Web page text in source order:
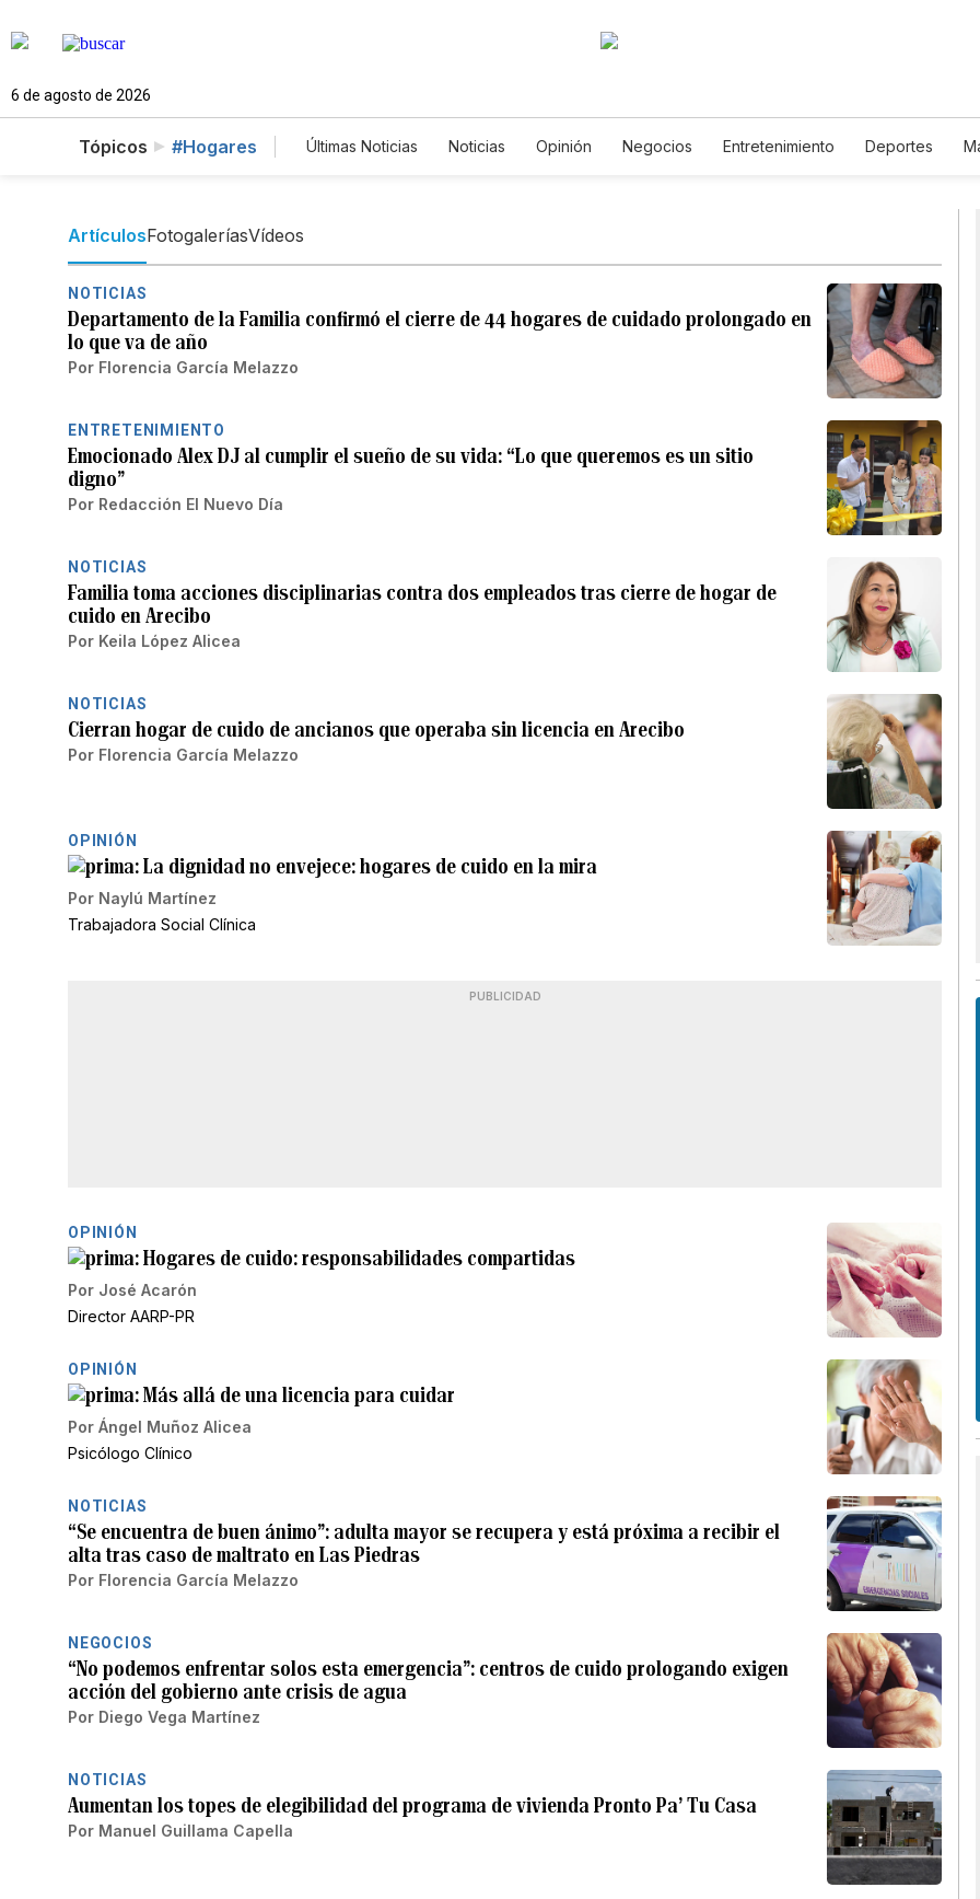
6 de agosto de 2026
Tópicos #Hogares Últimas Noticias Noticias Opinión Negocios Entretenimiento Deportes
ArtículosFotogaleríasVídeos
NOTICIAS
Departamento de la Familia confirmó el cierre de 44 hogares de cuidado prolongado en
lo que va de año
Por Florencia García Melazzo
ENTRETENIMIENTO
Emocionado Alex DJ al cumplir el sueño de su vida: “Lo que queremos es un sitio
digno”
Por Redacción El Nuevo Día
NOTICIAS
Familia toma acciones disciplinarias contra dos empleados tras cierre de hogar de
cuido en Arecibo
Por Keila López Alicea
NOTICIAS
Cierran hogar de cuido de ancianos que operaba sin licencia en Arecibo
Por Florencia García Melazzo
OPINIÓN
La dignidad no envejece: hogares de cuido en la mira
Por Naylú Martínez
Trabajadora Social Clínica
PUBLICIDAD
OPINIÓN
Hogares de cuido: responsabilidades compartidas
Por José Acarón
Director AARP-PR
OPINIÓN
Más allá de una licencia para cuidar
Por Ángel Muñoz Alicea
Psicólogo Clínico
NOTICIAS
“Se encuentra de buen ánimo”: adulta mayor se recupera y está próxima a recibir el
alta tras caso de maltrato en Las Piedras
Por Florencia García Melazzo
NEGOCIOS
“No podemos enfrentar solos esta emergencia”: centros de cuido prologando exigen
acción del gobierno ante crisis de agua
Por Diego Vega Martínez
NOTICIAS
Aumentan los topes de elegibilidad del programa de vivienda Pronto Pa’ Tu Casa
Por Manuel Guillama Capella